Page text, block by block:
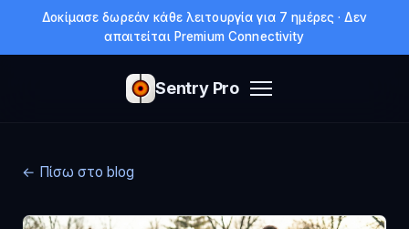
Δοκίμασε δωρεάν κάθε λειτουργία για 7 ημέρες · Δεν
απαιτείται Premium Connectivity
Sentry Pro
← Πίσω στο blog